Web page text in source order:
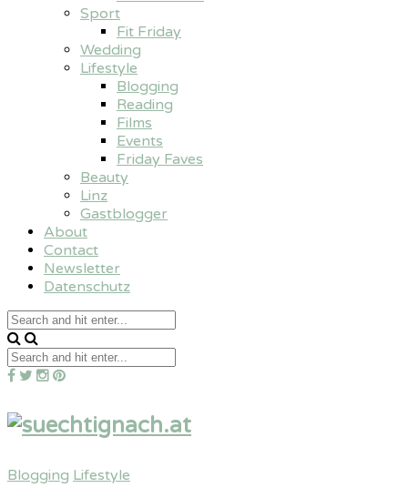
Sport
Fit Friday
Wedding
Lifestyle
Blogging
Reading
Films
Events
Friday Faves
Beauty
Linz
Gastblogger
About
Contact
Newsletter
Datenschutz
Blogging Lifestyle